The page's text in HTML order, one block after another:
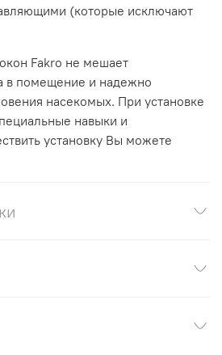
(которые исключают
Fakro не мешает
в помещение и надежно
насекомых. При установке
навыки и
установку Вы можете